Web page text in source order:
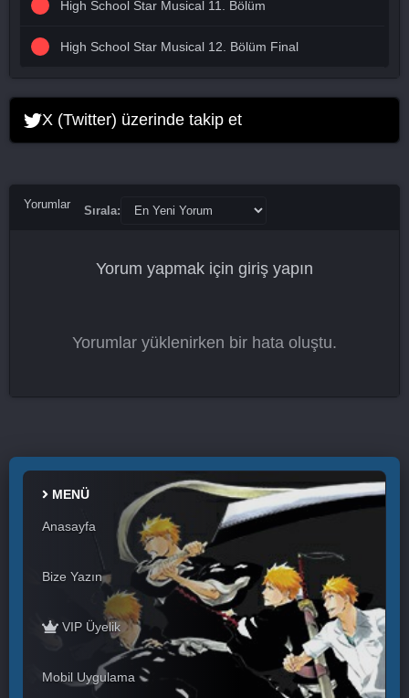
High School Star Musical 11. Bölüm
High School Star Musical 12. Bölüm Final
X (Twitter) üzerinde takip et
Yorumlar Sırala:
Yorum yapmak için giriş yapın
Yorumlar yüklenirken bir hata oluştu.
MENÜ
Anasayfa
Bize Yazın
VIP Üyelik
Mobil Uygulama